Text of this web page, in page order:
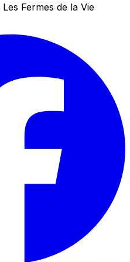
Fermes de la Vie